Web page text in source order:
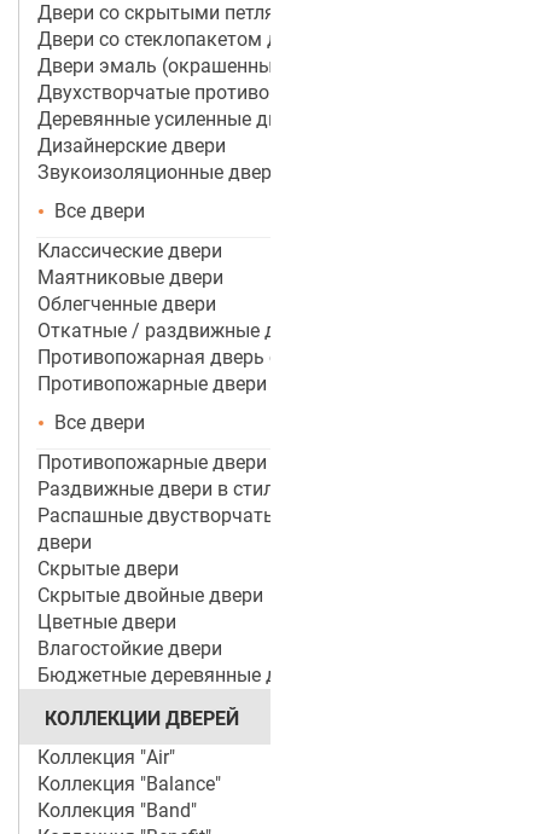
Двери со скрытыми петлями
Двери со стеклопакетом для объектов
Двери эмаль (окрашенные по RAL)
Двухстворчатые противопожарные двери
Деревянные усиленные двери
Дизайнерские двери
Звукоизоляционные двери
Все двери
Классические двери
Маятниковые двери
Облегченные двери
Откатные / раздвижные двери
Противопожарная дверь со стеклом
Противопожарные двери
Все двери
Противопожарные двери ei 60
Раздвижные двери в стиле лофт
Распашные двустворчатые межкомнатные
двери
Скрытые двери
Скрытые двойные двери
Цветные двери
Влагостойкие двери
Бюджетные деревянные двери
КОЛЛЕКЦИИ ДВЕРЕЙ
Коллекция "Air"
Коллекция "Balance"
Коллекция "Band"